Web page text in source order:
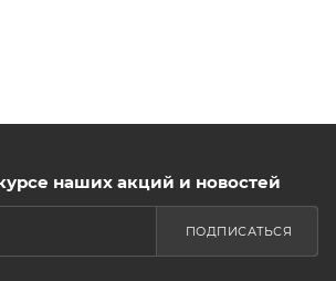
наших акций и новостей
ПОДПИСАТЬСЯ